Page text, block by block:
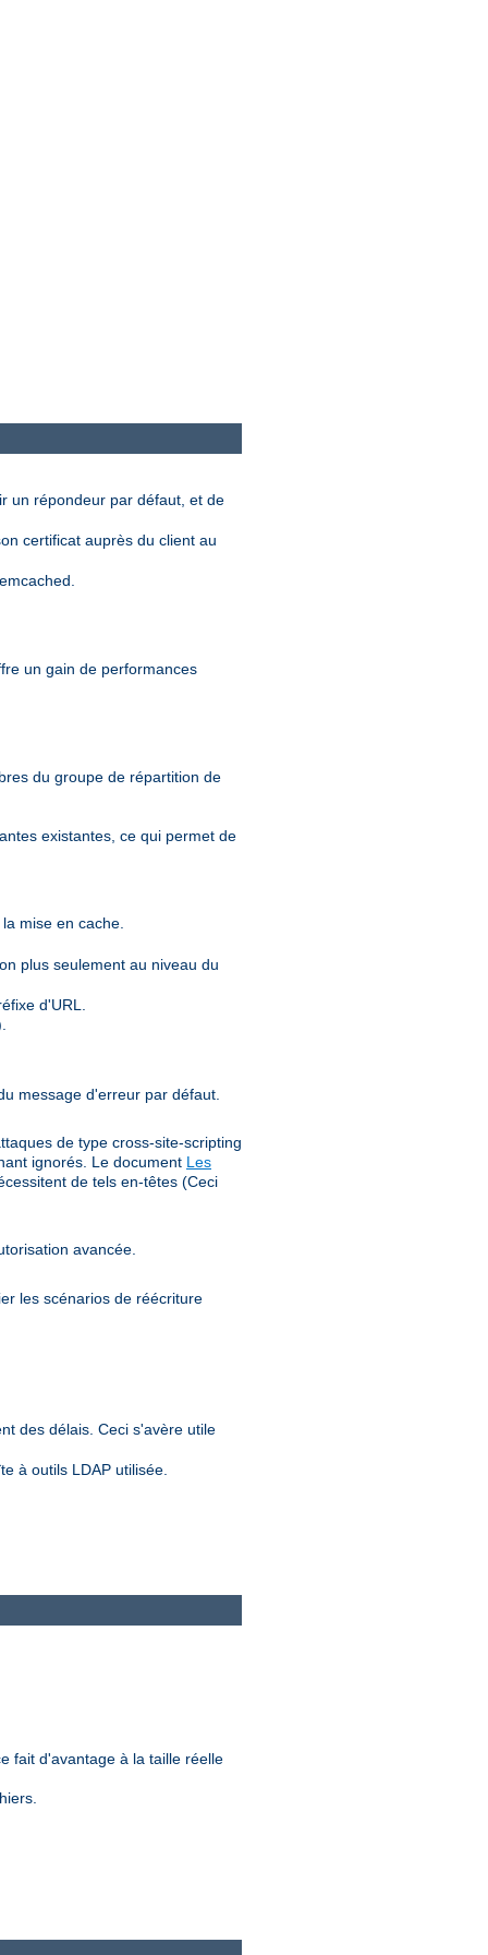
un répondeur par défaut, et de
certificat auprès du client au
un gain de performances
du groupe de répartition de
existantes, ce qui permet de
mise en cache.
plus seulement au niveau du
d'URL.
message d'erreur par défaut.
de type cross-site-scripting
ignorés. Le document Les
de tels en-têtes (Ceci
avancée.
les scénarios de réécriture
des délais. Ceci s'avère utile
à outils LDAP utilisée.
fait d'avantage à la taille réelle